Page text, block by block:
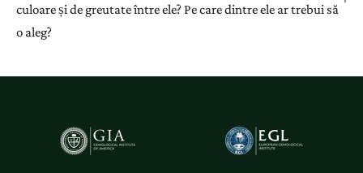
culoare și de greutate între ele? Pe care dintre ele ar trebui să
o aleg?